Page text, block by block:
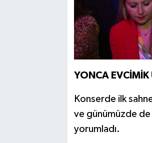
YONCA EVCİMİK
Konserde ilk
ve günümüzde de
yorumladı.